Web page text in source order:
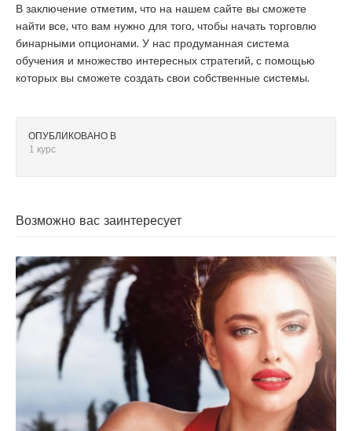
В заключение отметим, что на нашем сайте вы сможете
найти все, что вам нужно для того, чтобы начать торговлю
бинарными опционами. У нас продуманная система
обучения и множество интересных стратегий, с помощью
которых вы сможете создать свои собственные системы.
ОПУБЛИКОВАНО В
1 курс
Возможно вас заинтересует